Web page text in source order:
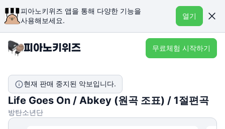
피아노키위즈 앱을 통해 다양한 기능을
사용해보세요.
열기
무료체험 시작하기
현재 판매 중지된 악보입니다.
Life Goes On / Abkey (원곡 조표) / 1절편곡
방탄소년단